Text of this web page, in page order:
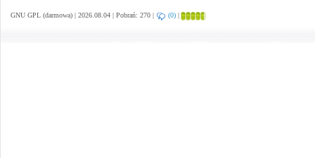
GNU GPL (darmowa) | 2026.08.04 | Pobrań: 270 | (0) |